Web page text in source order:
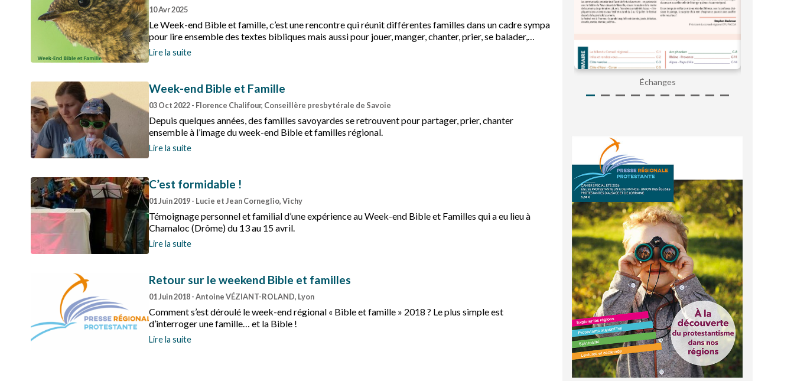
10 Avr 2025
Le Week-end Bible et famille, c’est une rencontre qui réunit différentes familles dans un cadre sympa
pour lire ensemble des textes bibliques mais aussi pour jouer, manger, chanter, prier, se balader,
discuter, faire des veillées … ensemble.
Lire la suite
Week-end Bible et Famille
03 Oct 2022- Florence Chalifour, Conseillère presbytérale de Savoie
Depuis quelques années, des familles savoyardes se retrouvent pour partager, prier, chanter
ensemble à l’image du week-end Bible et familles régional.
Lire la suite
C’est formidable !
01 Juin 2019- Lucie et Jean Corneglio, Vichy
Témoignage personnel et familial d’une expérience au Week-end Bible et Familles qui a eu lieu à
Chamaloc (Drôme) du 13 au 15 avril.
Lire la suite
Retour sur le weekend Bible et familles
01 Juin 2018- Antoine VÉZIANT-ROLAND, Lyon
Comment s’est déroulé le week-end régional « Bible et famille » 2018 ? Le plus simple est
d’interroger une famille… et la Bible !
Lire la suite
Ensemble